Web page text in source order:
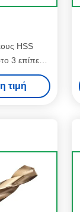
HSS
3 επίπεδα
τιμή